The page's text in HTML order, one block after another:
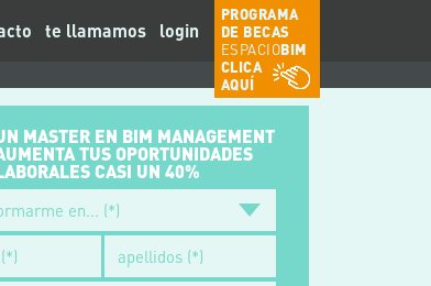
te llamamos login
PROGRAMA
DE BECAS
ESPACIOBIM
CLICA
AQUÍ
MASTER EN BIM MANAGEMENT
TUS OPORTUNIDADES
CASI UN 40%